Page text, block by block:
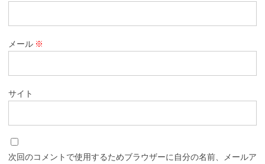
メール ※
サイト
次回のコメントで使用するためブラウザーに自分の名前、メールア